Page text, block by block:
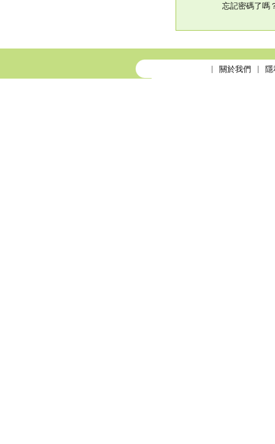
忘記密碼了嗎
關於我們